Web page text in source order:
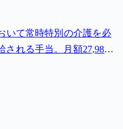
いて常時特別の介護を必
される手当。月額27,980